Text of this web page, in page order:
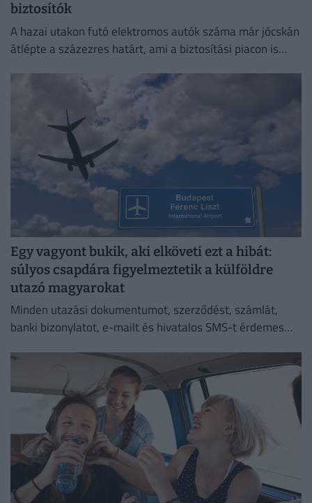
biztosítók
A hazai utakon futó elektromos autók száma már jócskán
átlépte a százezres határt, ami a biztosítási piacon is
Egy vagyont bukik, aki elköveti ezt a hibát:
súlyos csapdára figyelmeztetik a külföldre
utazó magyarokat
Minden utazási dokumentumot, szerződést, számlát,
banki bizonylatot, e-mailt és hivatalos SMS-t érdemes
külföldi nyaralásra.